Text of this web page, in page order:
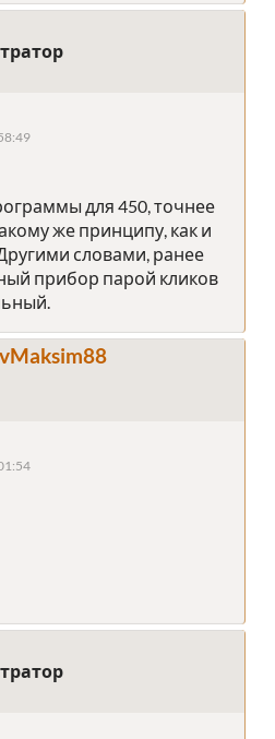
для 450, точнее
же принципу, как и
словами, ранее
прибор парой кликов